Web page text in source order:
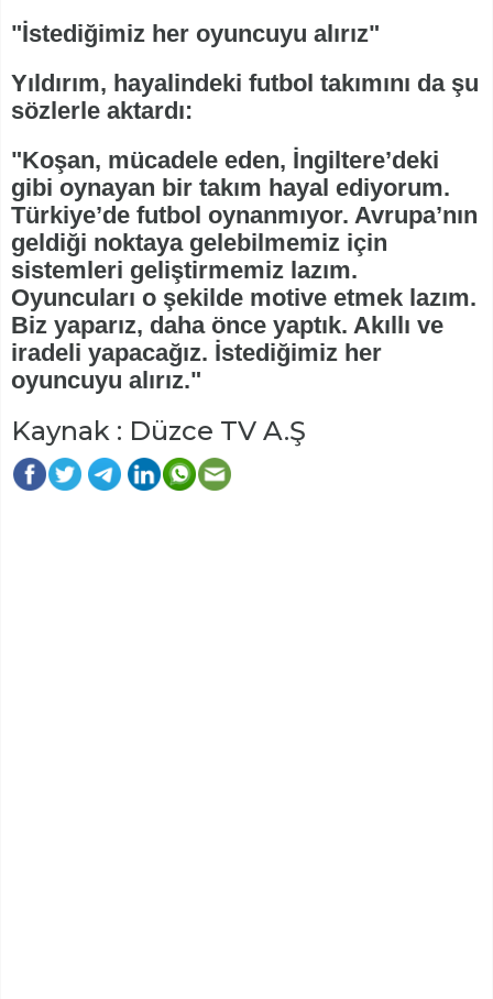
"İstediğimiz her oyuncuyu alırız"
Yıldırım, hayalindeki futbol takımını da şu
sözlerle aktardı:
"Koşan, mücadele eden, İngiltere’deki
gibi oynayan bir takım hayal ediyorum.
Türkiye’de futbol oynanmıyor. Avrupa’nın
geldiği noktaya gelebilmemiz için
sistemleri geliştirmemiz lazım.
Oyuncuları o şekilde motive etmek lazım.
Biz yaparız, daha önce yaptık. Akıllı ve
iradeli yapacağız. İstediğimiz her
oyuncuyu alırız."
Kaynak : Düzce TV A.Ş